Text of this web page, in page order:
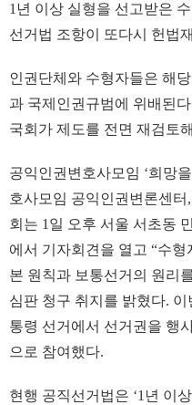
1년 이상 실형을 선고받은
선거법 조항이 또다시 헌법
인권단체와 수형자들은 해
과 국제인권규범에 위배된
국회가 제도를 전면 재검토
공익인권변호사모임 ‘희망
호사모임 공익인권변론센
회는 1일 오후 서울 서초동
에서 기자회견을 열고 “수형
본 원칙과 보통선거의 원리
심판 청구 취지를 밝혔다.
통령 선거에서 선거권을 행
으로 참여했다.
현행 공직선거법은 ‘1년 이